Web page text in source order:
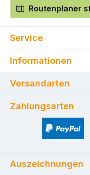
Routenplaner
Service
Informationen
Versandarten
Zahlungsarten
Auszeichnungen